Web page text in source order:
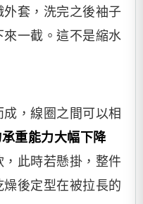
套，洗完之後袖子
一截。這不是縮水
，線圈之間可以相
重能力大幅下降
此時若懸掛，整件
後定型在被拉長的